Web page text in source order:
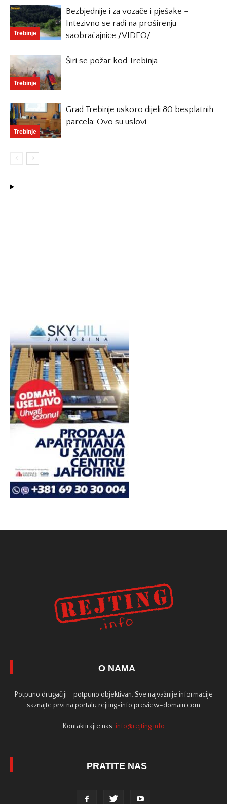
Trebinje
Bezbjednije i za vozače i pješake –
Intezivno se radi na proširenju
saobraćajnice /VIDEO/
Trebinje
Širi se požar kod Trebinja
Trebinje
Grad Trebinje uskoro dijeli 80 besplatnih
parcela: Ovo su uslovi
O NAMA
Potpuno drugačiji - potpuno objektivan. Sve najvažnije informacije
saznajte prvi na portalu rejting-info.preview-domain.com
Kontaktirajte nas: info@rejting.info
PRATITE NAS